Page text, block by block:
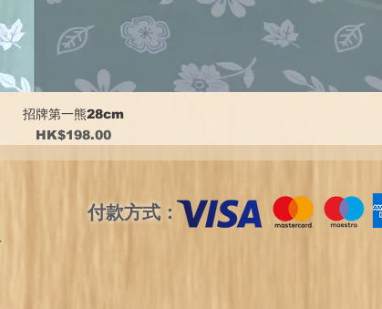
招牌第一熊28cm
價格
HK$198.00
付款方式：